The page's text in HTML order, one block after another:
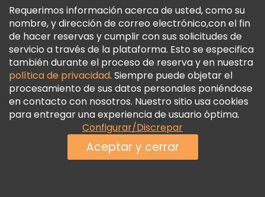
Política De Cookies
Freetour Premios
Programa De Fidelidad
Requerimos información acerca de usted, como su
nombre, y dirección de correo electrónico,con el fin
de hacer reservas y cumplir con sus solicitudes de
servicio a través de la plataforma. Esto se especifica
también durante el proceso de reserva y en nuestra
política de privacidad. Siempre puede objetar el
procesamiento de sus datos personales poniéndose
en contacto con nosotros. Nuestro sitio usa cookies
para entregar una experiencia de usuario óptima.
Configurar/Discrepar
Aceptar y cerrar